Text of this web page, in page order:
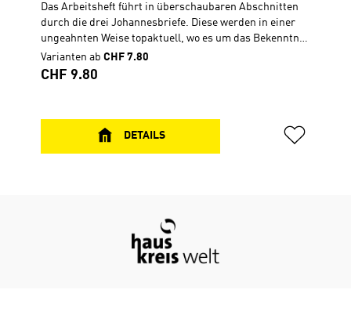
Das Arbeitsheft führt in überschaubaren Abschnitten
durch die drei Johannesbriefe. Diese werden in einer
ungeahnten Weise topaktuell, wo es um das Bekenntnis
zu Jesus Christus geht. In seinem ersten Brief
beleuchtet der Apostel, was Christen auszeichnet, und
vor der eigenen Tür zu kehren. hauskreiswelt Geheftet,
Varianten ab CHF 7.80
Regulärer Preis:
CHF 9.80
DETAILS